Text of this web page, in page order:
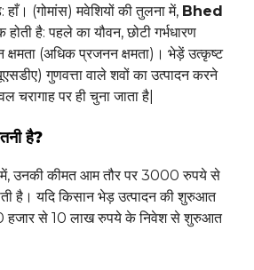
हाँ। (गोमांस) मवेशियों की तुलना में, Bhed
है: पहले का यौवन, छोटी गर्भधारण
(अधिक प्रजनन क्षमता)। भेड़ें उत्कृष्ट
गुणवत्ता वाले शवों का उत्पादन करने
चरागाह पर ही चुना जाता है|
है?
में, उनकी कीमत आम तौर पर 3000 रुपये से
है। यदि किसान भेड़ उत्पादन की शुरुआत
हजार से 10 लाख रुपये के निवेश से शुरुआत